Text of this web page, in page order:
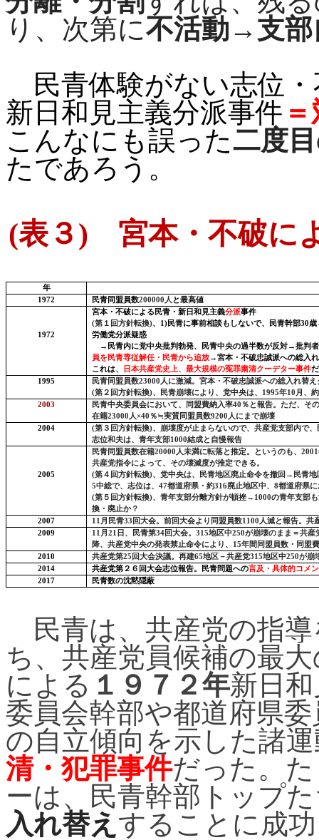
り、次第に不活動→支部
民青体験がない志位
新日和見主義分派事件
こんなにも誤った二度
たであろう。
(表３) 宮本・不破に
年
1972
民青同盟員数200000 人 と最高値
1972
宮本・不破による民青・新日和見主義分派事件
(第１回方針転換)、 1)民青に事前相談もしないで、民青幹部30
労働党分派疑惑
→民青内に党中央批判勃発、民青中央の過半数が反対→批判
員を民青専従解任・民青から追放→宮本・不破忠誠派への総入
これは、
日本共産党史上、最大規模の冤罪粛清クーデター事件
1995
民青同盟員数23000 人に激減。宮本・不破忠誠派への総入れ替
(第２回方針転換)、 民青崩壊により、党中央は、 1995年10 月、 約
2003
民青中央委員会において、 同盟費納入率40 ％ と報告。ただ、そ
在籍23000 人×40 ％≒実質同盟員数9200 人にまで崩壊
2004
(第３回方針転換)、
崩壊度が止まらないので、共産党支部内で
志位和夫は、青年支部1000結成と自慢報告
2005
民青同盟員数在籍20000 人未満に転落と推定。というのも、 2001
共産党指令によって、その壊滅度が推定できる。
(第４回方針転換)、 党中央は、民青地区廃止命令を撤回→民青地
5中総で、志位は、 47都道府県・約316廃止地区中、 8都道府県
(第５回方針転換)、 青年支部分離方針が頓挫→ 1000の青年支部
換・廃止か？
2007
11 月民青33 回大会。前回大会より同盟員数1100 人減と報告。共
2009
11 月 21 日、民青第34回大会。 315地区中250が崩壊のまま ＝共産
降、共産党中央の発表禁止命令により、 15年間 同盟員数・ 同盟費
2010
共産党第25 回大会決議。再建65地区－共産党315地区中250が崩
2014
共産党第２６回大会志位報告。民青問題への言及・具体的コメ
2017
民青数の沈黙隠蔽
民青は、共産党の指
ち、共産党員候補の最
による １９７２年新日
委員会幹部や都道府県
の自立傾向を示した諸
清・犯罪事件だった。
ーは、民青幹部トップ
入れ替え することに成